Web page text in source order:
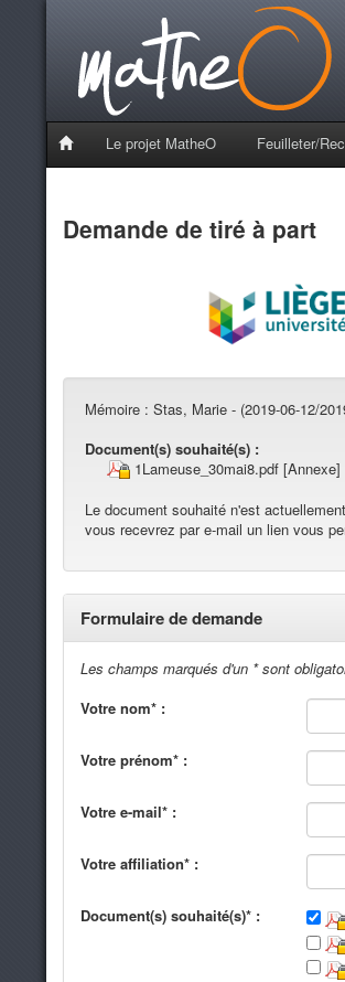
Le projet MatheO Feuilleter/
Demande de tiré à part
Mémoire : Stas, Marie - (2019-06-12/
Document(s) souhaité(s) :
1Lameuse_30mai8.pdf [Annexe]
Le document souhaité n'est
vous recevrez par e-mail un lien vous
Formulaire de demande
Les champs marqués d'un * sont
Votre nom* :
Votre prénom* :
Votre e-mail* :
Votre affiliation* :
Document(s) souhaité(s)* :